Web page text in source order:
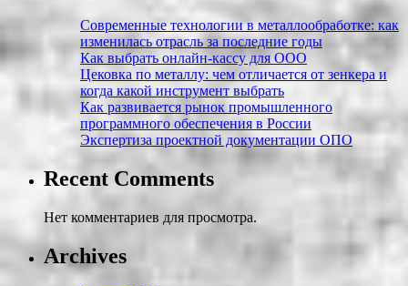
Современные технологии в металлообработке: как
изменилась отрасль за последние годы
Как выбрать онлайн-кассу для ООО
Цековка по металлу: чем отличается от зенкера и
когда какой инструмент выбрать
Как развивается рынок промышленного
программного обеспечения в России
Экспертиза проектной документации ОПО
Recent Comments
Нет комментариев для просмотра.
Archives